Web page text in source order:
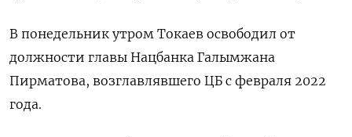
В понедельник утром Токаев освободил от
должности главы Нацбанка Галымжана
Пирматова, возглавлявшего ЦБ с февраля 2022
года.